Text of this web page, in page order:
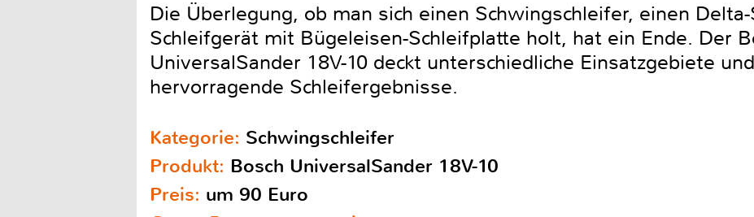
Die Überlegung, ob man sich einen Schwingschleifer, einen
Schleifgerät mit Bügeleisen-Schleifplatte holt, hat ein Ende. Der
UniversalSander 18V-10 deckt unterschiedliche Einsatzgebiete
hervorragende Schleifergebnisse.
Kategorie: Schwingschleifer
Produkt: Bosch UniversalSander 18V-10
Preis: um 90 Euro